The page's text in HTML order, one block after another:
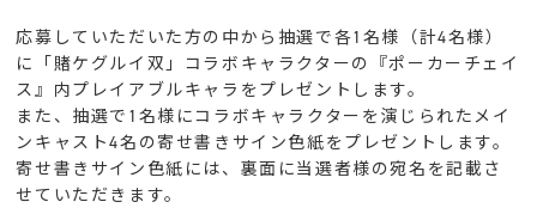
応募していただいた方の中から抽選で各1名様（計4名様）
に「賭ケグルイ双」コラボキャラクターの『ポーカーチェイ
ス』内プレイアブルキャラをプレゼントします。
また、抽選で1名様にコラボキャラクターを演じられたメイ
ンキャスト4名の寄せ書きサイン色紙をプレゼントします。
寄せ書きサイン色紙には、裏面に当選者様の宛名を記載さ
せていただきます。